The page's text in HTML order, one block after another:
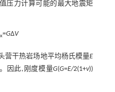
压力计算可能的最大地震矩
=GΔV
营干热岩场地平均杨氏模量E
因此,刚度模量G(G=E/2(1+ν))